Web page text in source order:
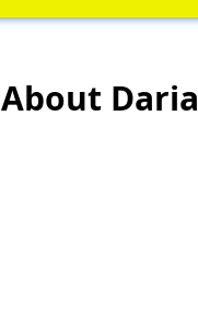
About Daria